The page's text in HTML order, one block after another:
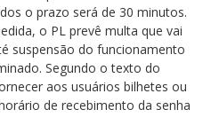
o prazo será de 30 minutos.
o PL prevê multa que vai
suspensão do funcionamento
Segundo o texto do
aos usuários bilhetes ou
de recebimento da senha